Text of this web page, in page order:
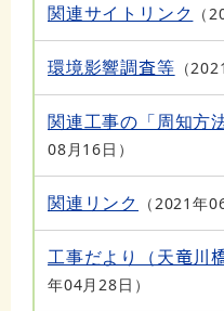
関連サイトリンク
環境影響調査等
関連工事の「周知方
08月16日
関連リンク 2021年
工事だより（天竜川
年04月28日